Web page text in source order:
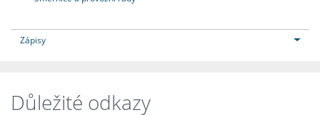
Zápisy
Důležité odkazy